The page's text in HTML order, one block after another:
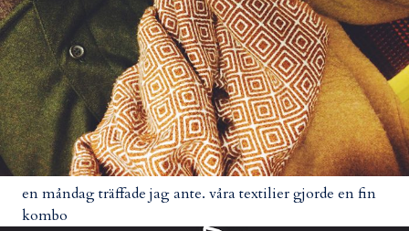
en måndag träffade jag ante. våra textilier gjorde en fin
kombo